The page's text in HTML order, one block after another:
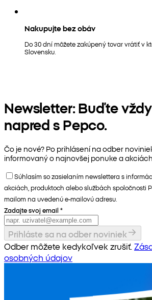
Nakupujte bez obáv
Do 30 dní môžete zakúpený tovar vrátiť v
Slovensku.
Newsletter: Buďte
napred s Pepco.
Čo je nové? Po prihlásení na odber
informovaný o najnovšej ponuke a
Súhlasím so zasielaním newslettera s
akciách, produktoch alebo službách spoločnosti
mailom na uvedenú e-mailovú adresu.
Zadajte svoj email *
Prihláste sa na odber noviniek
Odber môžete kedykoľvek zrušiť.
osobných údajov